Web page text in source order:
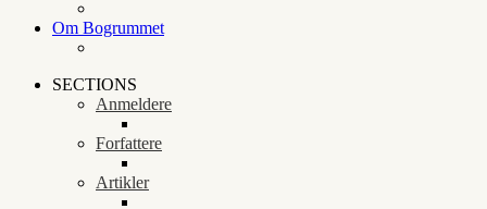
Om Bogrummet
SECTIONS
Anmeldere
Forfattere
Artikler